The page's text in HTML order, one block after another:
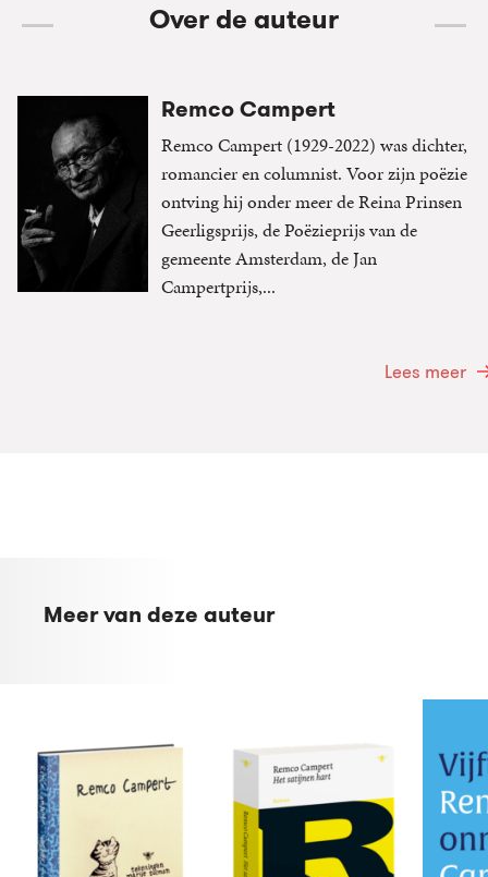
Over de auteur
Remco Campert
Remco Campert (1929-2022) was dichter,
romancier en columnist. Voor zijn poëzie
ontving hij onder meer de Reina Prinsen
Geerligsprijs, de Poëzieprijs van de
gemeente Amsterdam, de Jan
Campertprijs,...
Lees meer
Meer van deze auteur